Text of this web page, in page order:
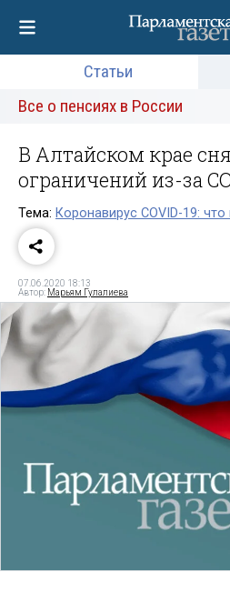
Статьи
Все о пенсиях в России
В Алтайском крае
ограничений из-за
Тема: Коронавирус COVID-19:
07.06.2020 18:13
Автор: Марьям Гулалиева